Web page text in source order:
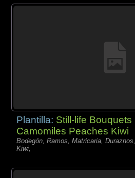
Plantilla: Still-life Bouquets
Camomiles Peaches Kiwi
Bodegón, Ramos, Matricaria, Duraznos,
Kiwi,